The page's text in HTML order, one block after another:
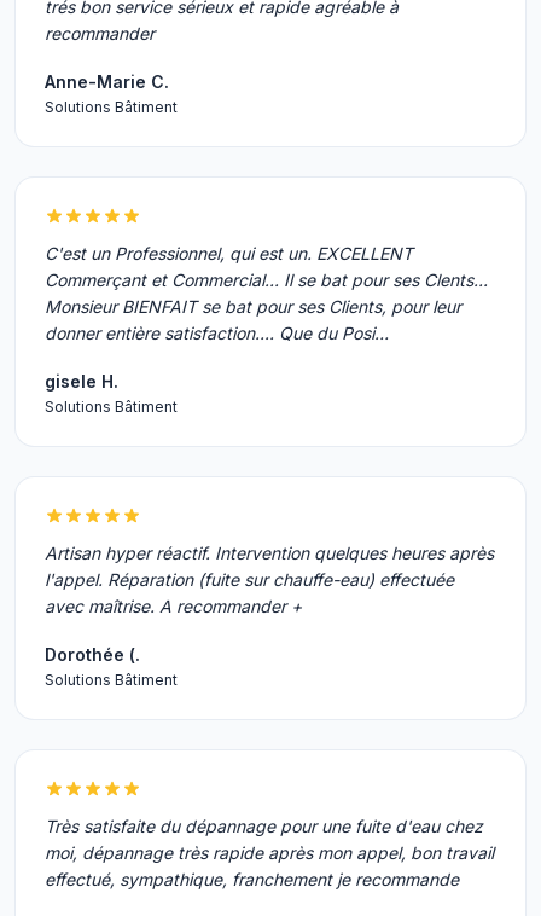
trés bon service sérieux et rapide agréable à
recommander
Anne-Marie C.
Solutions Bâtiment
C'est un Professionnel, qui est un. EXCELLENT
Commerçant et Commercial... Il se bat pour ses Clents...
Monsieur BIENFAIT se bat pour ses Clients, pour leur
donner entière satisfaction.... Que du Posi…
gisele H.
Solutions Bâtiment
Artisan hyper réactif. Intervention quelques heures après
l'appel. Réparation (fuite sur chauffe-eau) effectuée
avec maîtrise. A recommander +
Dorothée (.
Solutions Bâtiment
Très satisfaite du dépannage pour une fuite d'eau chez
moi, dépannage très rapide après mon appel, bon travail
effectué, sympathique, franchement je recommande